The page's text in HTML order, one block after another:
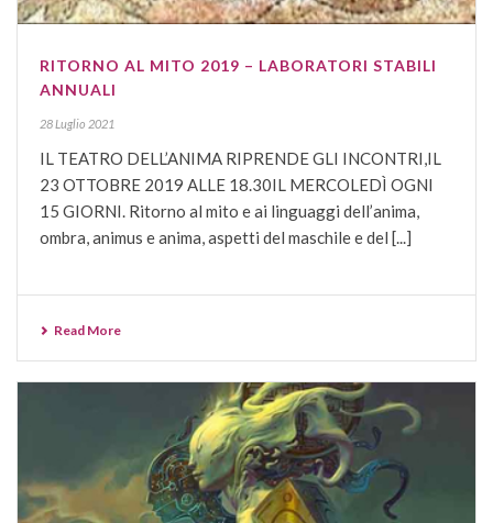
RITORNO AL MITO 2019 – LABORATORI STABILI
ANNUALI
28 Luglio 2021
IL TEATRO DELL’ANIMA RIPRENDE GLI INCONTRI,IL
23 OTTOBRE 2019 ALLE 18.30IL MERCOLEDÌ OGNI
15 GIORNI. Ritorno al mito e ai linguaggi dell’anima,
ombra, animus e anima, aspetti del maschile e del [...]
Read More